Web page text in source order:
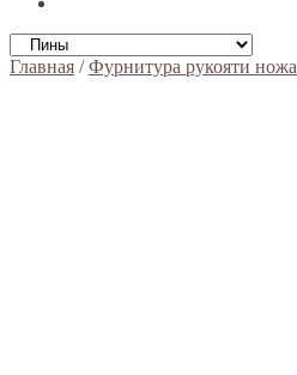
Главная /Фурнитура рукояти ножа